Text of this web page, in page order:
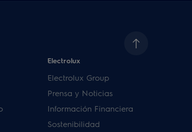
Electrolux
Electrolux Group
Prensa y Noticias
Información Financiera
Sostenibilidad